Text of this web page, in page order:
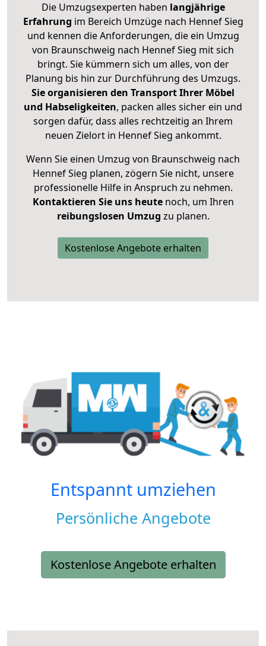
Die Umzugsexperten haben langjährige
Erfahrung im Bereich Umzüge nach Hennef Sieg
und kennen die Anforderungen, die ein Umzug
von Braunschweig nach Hennef Sieg mit sich
bringt. Sie kümmern sich um alles, von der
Planung bis hin zur Durchführung des Umzugs.
Sie organisieren den Transport Ihrer Möbel
und Habseligkeiten, packen alles sicher ein und
sorgen dafür, dass alles rechtzeitig an Ihrem
neuen Zielort in Hennef Sieg ankommt.
Wenn Sie einen Umzug von Braunschweig nach
Hennef Sieg planen, zögern Sie nicht, unsere
professionelle Hilfe in Anspruch zu nehmen.
Kontaktieren Sie uns heutenoch, um Ihren
reibungslosen Umzug zu planen.
Kostenlose Angebote erhalten
Entspannt umziehen
Persönliche Angebote
Kostenlose Angebote erhalten